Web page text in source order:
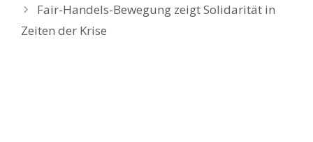
Fair-Handels-Bewegung zeigt Solidarität in
Zeiten der Krise